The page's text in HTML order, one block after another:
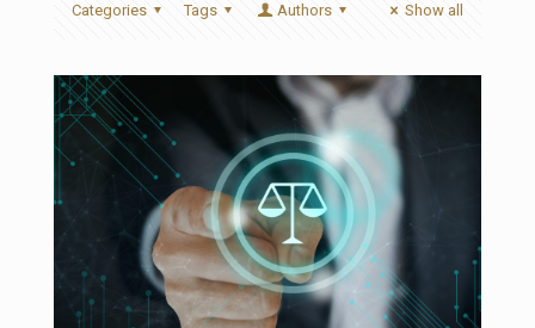
Categories Tags Authors Show all